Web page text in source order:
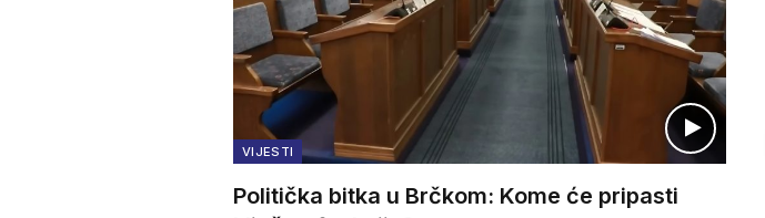
VIJESTI
Politička bitka u Brčkom: Kome će pripasti